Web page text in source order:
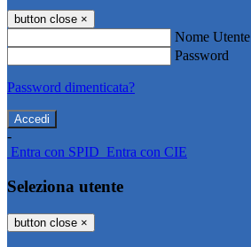
button close ×
Nome Utente
Password
Password dimenticata?
-
Entra con SPID Entra con CIE
Seleziona utente
button close ×